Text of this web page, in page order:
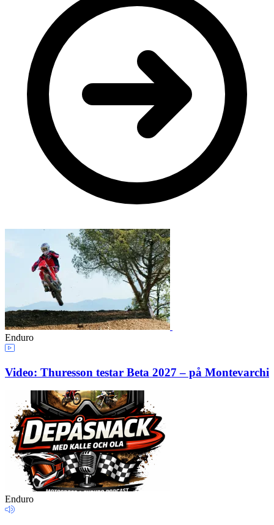
Enduro
Video: Thuresson testar Beta 2027 – på Montevarchi
Enduro